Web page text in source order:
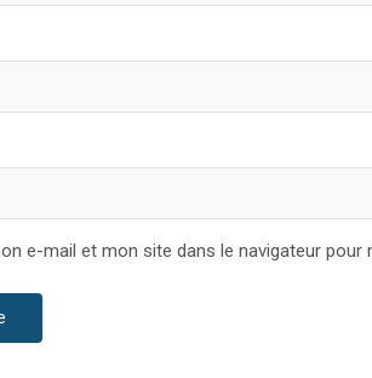
e-mail et mon site dans le navigateur pour